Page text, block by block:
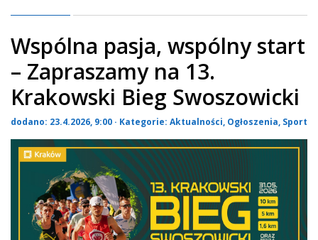
Wspólna pasja, wspólny start
– Zapraszamy na 13.
Krakowski Bieg Swoszowicki
dodano: 23.4.2026, 9:00 · Kategorie: Aktualności, Ogłoszenia, Sport